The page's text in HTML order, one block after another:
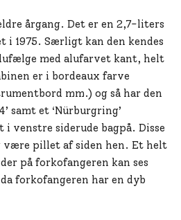
årgang. Det er en 2,7-liters
i 1975. Særligt kan den kendes
med alufarvet kant, helt
er i bordeaux farve
mm.) og så har den
samt et ‘Nürburgring’
venstre siderude bagpå. Disse
pillet af siden hen. Et helt
på forkofangeren kan ses
forkofangeren har en dyb